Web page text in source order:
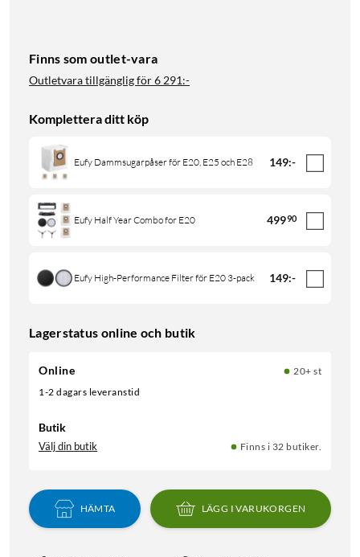
Finns som outlet-vara
Outletvara tillgänglig för6 291:-
Komplettera ditt köp
Eufy Dammsugarpåser för E20, E25 och E28 149:-
Eufy Half Year Combo for E20 49990
Eufy High-Performance Filter för E20 3-pack 149:-
Lagerstatus online och butik
Online
20+ st
1-2 dagars leveranstid
Butik
Välj din butik Finns i 32 butiker.
HÄMTA LÄGG I VARUKORGEN